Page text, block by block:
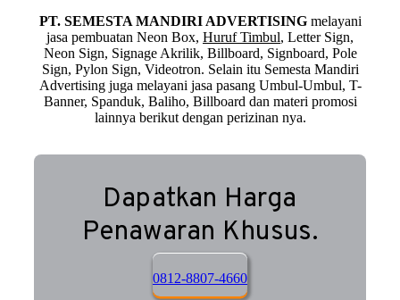
PT. SEMESTA MANDIRI ADVERTISINGmelayani
jasa pembuatan Neon Box, Huruf Timbul, Letter Sign,
Neon Sign, Signage Akrilik, Billboard, Signboard, Pole
Sign, Pylon Sign, Videotron. Selain itu Semesta Mandiri
Advertising juga melayani jasa pasang Umbul-Umbul, T-
Banner, Spanduk, Baliho, Billboard dan materi promosi
lainnya berikut dengan perizinan nya.
Dapatkan Harga
Penawaran Khusus.
0812-8807-4660